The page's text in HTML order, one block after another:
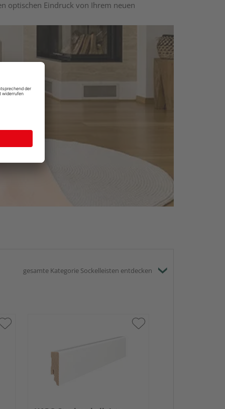
optischen Eindruck von Ihrem neuen
gesamte Kategorie Sockelleisten entdecken